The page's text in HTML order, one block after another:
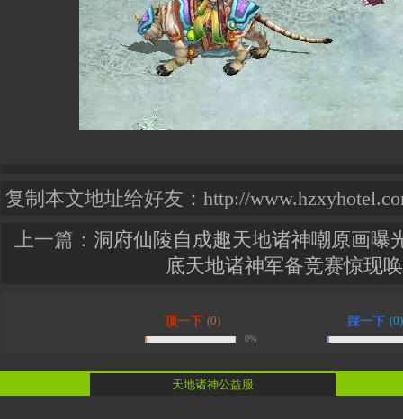
复制本文地址给好友：http://
上一篇： 洞府仙陵自成趣天地诸神嘲原画曝
底天地诸神军备竞赛惊现
顶一下 (0)
0%
踩一下 (0)
天地诸神公益服